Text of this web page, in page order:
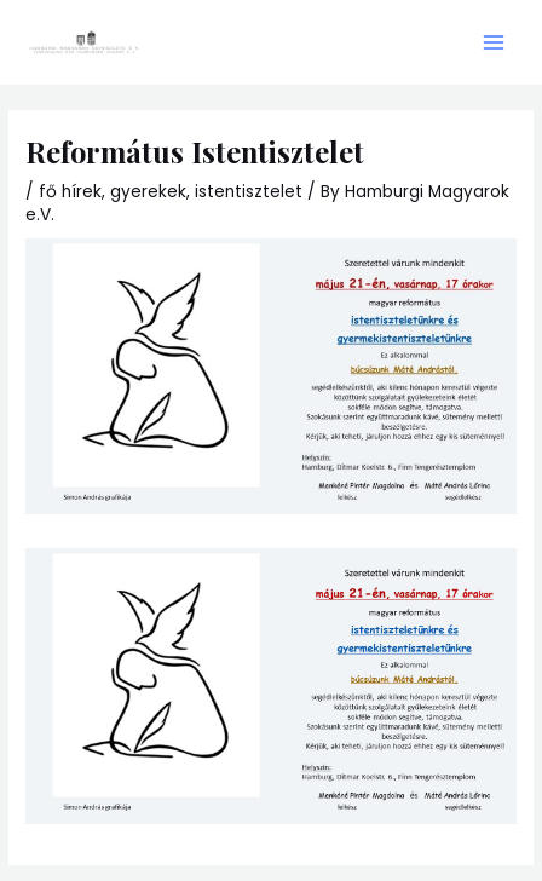
Református Istentisztelet
/ fő hírek,gyerekek,istentisztelet / ByHamburgi Magyarok
e.V.